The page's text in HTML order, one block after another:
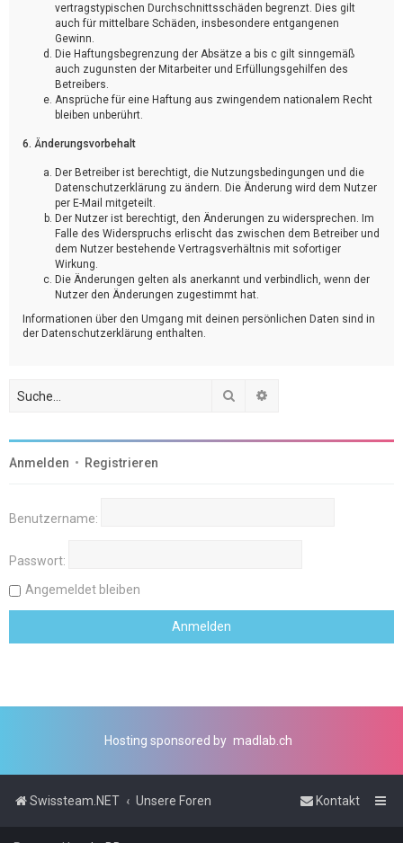
vertragstypischen Durchschnittsschäden begrenzt. Dies gilt
auch für mittelbare Schäden, insbesondere entgangenen
Gewinn.
Die Haftungsbegrenzung der Absätze a bis c gilt sinngemäß
auch zugunsten der Mitarbeiter und Erfüllungsgehilfen des
Betreibers.
Ansprüche für eine Haftung aus zwingendem nationalem Recht
bleiben unberührt.
6. Änderungsvorbehalt
Der Betreiber ist berechtigt, die Nutzungsbedingungen und die
Datenschutzerklärung zu ändern. Die Änderung wird dem Nutzer
per E-Mail mitgeteilt.
Der Nutzer ist berechtigt, den Änderungen zu widersprechen. Im
Falle des Widerspruchs erlischt das zwischen dem Betreiber und
dem Nutzer bestehende Vertragsverhältnis mit sofortiger
Wirkung.
Die Änderungen gelten als anerkannt und verbindlich, wenn der
Nutzer den Änderungen zugestimmt hat.
Informationen über den Umgang mit deinen persönlichen Daten sind in
der Datenschutzerklärung enthalten.
Suche
Anmelden • Registrieren
Benutzername:
Passwort:
Angemeldet bleiben
Hosting sponsored by madlab.ch
Swissteam.NET Unsere Foren Kontakt